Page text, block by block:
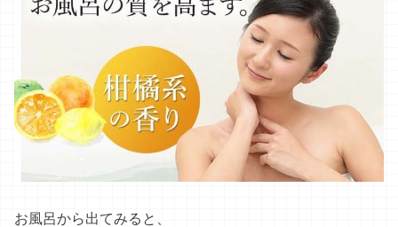
お風呂から出てみると、